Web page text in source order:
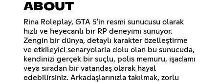
ABOUT
Rina Roleplay, GTA 5'in resmi sunucusu olarak
hızlı ve heyecanlı bir RP deneyimi sunuyor.
Zengin bir dünya, detaylı karakter özelleştirme
ve etkileyici senaryolarla dolu olan bu sunucuda,
kendinizi gerçek bir suçlu, polis memuru, işadamı
veya sıradan bir vatandaş olarak hayal
edebilirsiniz. Arkadaşlarınızla takılmak, zorlu